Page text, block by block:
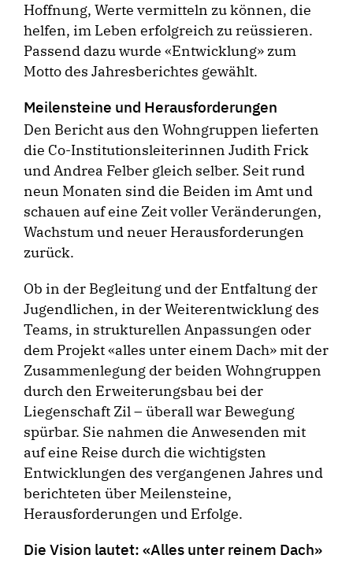
Hoffnung, Werte vermitteln zu können, die
helfen, im Leben erfolgreich zu reüssieren.
Passend dazu wurde «Entwicklung» zum
Motto des Jahresberichtes gewählt.
Meilensteine und Herausforderungen
Den Bericht aus den Wohngruppen lieferten
die Co-Institutionsleiterinnen Judith Frick
und Andrea Felber gleich selber. Seit rund
neun Monaten sind die Beiden im Amt und
schauen auf eine Zeit voller Veränderungen,
Wachstum und neuer Herausforderungen
zurück.
Ob in der Begleitung und der Entfaltung der
Jugendlichen, in der Weiterentwicklung des
Teams, in strukturellen Anpassungen oder
dem Projekt «alles unter einem Dach» mit der
Zusammenlegung der beiden Wohngruppen
durch den Erweiterungsbau bei der
Liegenschaft Zil – überall war Bewegung
spürbar. Sie nahmen die Anwesenden mit
auf eine Reise durch die wichtigsten
Entwicklungen des vergangenen Jahres und
berichteten über Meilensteine,
Herausforderungen und Erfolge.
Die Vision lautet: «Alles unter reinem Dach»